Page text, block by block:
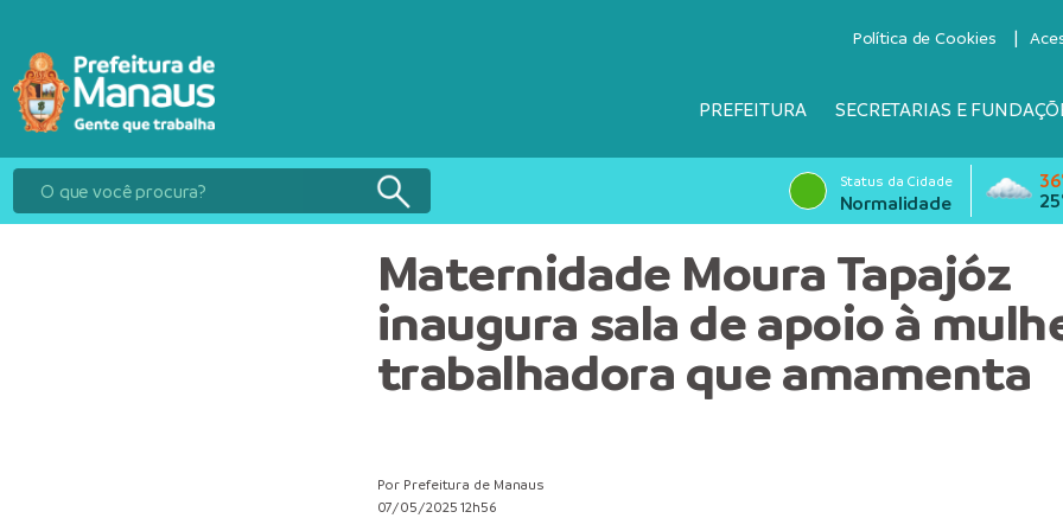
Política de Cookies
PREFEITURA SECRETARIAS E
Status da Cidade
Normalidade
Maternidade Moura Tapajóz
inaugura sala de apoio à
trabalhadora que amamenta
Por Prefeitura de Manaus
07/05/2025 12h56